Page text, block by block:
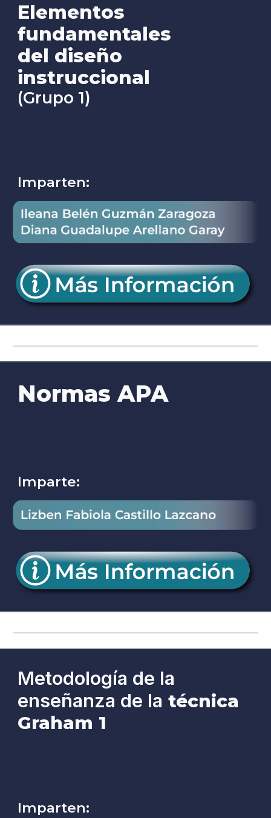
Elementos
fundamentales
del diseño
instruccional
(Grupo 1)
Imparten:
Normas APA
Imparte:
Metodología de la
enseñanza de la técnica
Graham 1
Imparten: